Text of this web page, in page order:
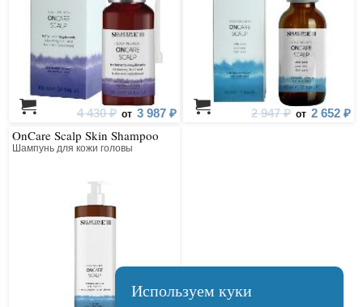
4 430 ₽ от 3 987 ₽ 2 947 ₽ от 2 652 ₽
OnCare Scalp Skin Shampoo
Шампунь для кожи головы
Используем куки